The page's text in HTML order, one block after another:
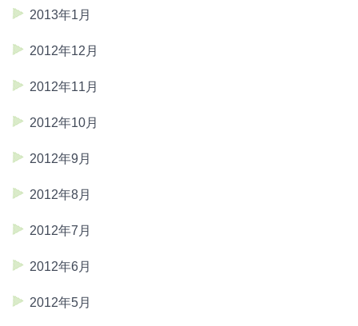
2013年1月
2012年12月
2012年11月
2012年10月
2012年9月
2012年8月
2012年7月
2012年6月
2012年5月